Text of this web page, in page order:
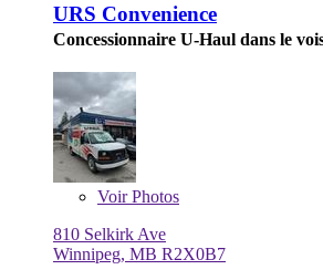
URS Convenience
Concessionnaire U-Haul dans le
VoirPhotos
810 Selkirk Ave
Winnipeg, MB R2X0B7